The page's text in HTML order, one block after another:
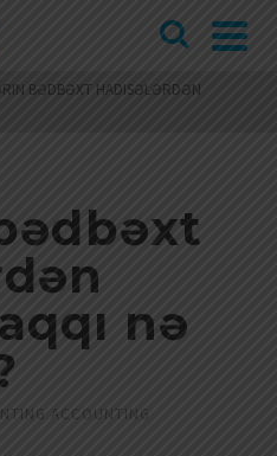
BƏDBƏXT HADISƏLƏRDƏN
nə
ACCOUNTING